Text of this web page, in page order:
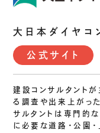
大日本ダイヤコ
公式サイト
建設コンサルタント
る調査や出来上がっ
サルタントは専門的
に必要な道路・​公園